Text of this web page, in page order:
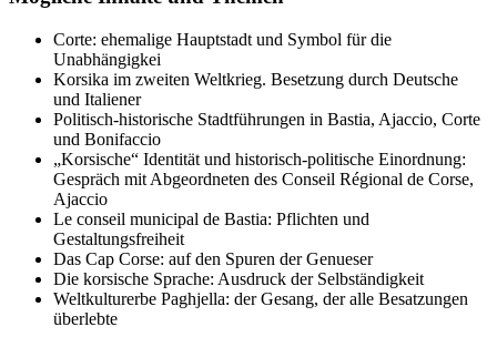
Corte: ehemalige Hauptstadt und Symbol für die
Unabhängigkei
Korsika im zweiten Weltkrieg. Besetzung durch Deutsche
und Italiener
Politisch-historische Stadtführungen in Bastia, Ajaccio, Corte
und Bonifaccio
„Korsische“ Identität und historisch-politische Einordnung:
Gespräch mit Abgeordneten des Conseil Régional de Corse,
Ajaccio
Le conseil municipal de Bastia: Pflichten und
Gestaltungsfreiheit
Das Cap Corse: auf den Spuren der Genueser
Die korsische Sprache: Ausdruck der Selbständigkeit
Weltkulturerbe Paghjella: der Gesang, der alle Besatzungen
überlebte